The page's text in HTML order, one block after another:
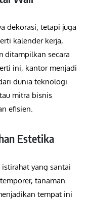
dekorasi, tetapi juga
kalender kerja,
ditampilkan secara
ini, kantor menjadi
dunia teknologi
mitra bisnis
efisien.
Estetika
yang santai
tanaman
tempat ini